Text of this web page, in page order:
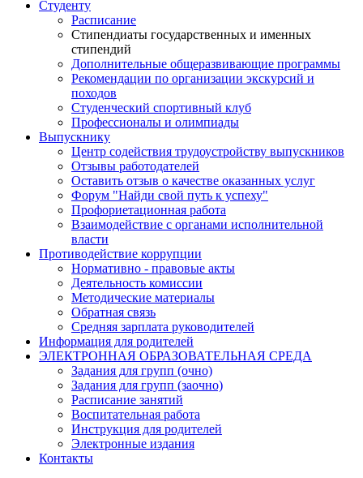
Студенту
Расписание
Стипендиаты государственных и именных
стипендий
Дополнительные общеразвивающие программы
Рекомендации по организации экскурсий и
походов
Студенческий спортивный клуб
Профессионалы и олимпиады
Выпускнику
Центр содействия трудоустройству выпускников
Отзывы работодателей
Оставить отзыв о качестве оказанных услуг
Форум "Найди свой путь к успеху"
Профориетационная работа
Взаимодействие с органами исполнительной
власти
Противодействие коррупции
Нормативно - правовые акты
Деятельность комиссии
Методические материалы
Обратная связь
Средняя зарплата руководителей
Информация для родителей
ЭЛЕКТРОННАЯ ОБРАЗОВАТЕЛЬНАЯ СРЕДА
Задания для групп (очно)
Задания для групп (заочно)
Расписание занятий
Воспитательная работа
Инструкция для родителей
Электронные издания
Контакты